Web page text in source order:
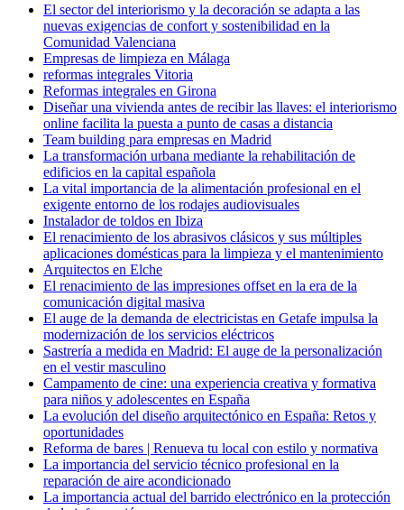
El sector del interiorismo y la decoración se adapta a las
nuevas exigencias de confort y sostenibilidad en la
Comunidad Valenciana
Empresas de limpieza en Málaga
reformas integrales Vitoria
Reformas integrales en Girona
Diseñar una vivienda antes de recibir las llaves: el interiorismo
online facilita la puesta a punto de casas a distancia
Team building para empresas en Madrid
La transformación urbana mediante la rehabilitación de
edificios en la capital española
La vital importancia de la alimentación profesional en el
exigente entorno de los rodajes audiovisuales
Instalador de toldos en Ibiza
El renacimiento de los abrasivos clásicos y sus múltiples
aplicaciones domésticas para la limpieza y el mantenimiento
Arquitectos en Elche
El renacimiento de las impresiones offset en la era de la
comunicación digital masiva
El auge de la demanda de electricistas en Getafe impulsa la
modernización de los servicios eléctricos
Sastrería a medida en Madrid: El auge de la personalización
en el vestir masculino
Campamento de cine: una experiencia creativa y formativa
para niños y adolescentes en España
La evolución del diseño arquitectónico en España: Retos y
oportunidades
Reforma de bares | Renueva tu local con estilo y normativa
La importancia del servicio técnico profesional en la
reparación de aire acondicionado
La importancia actual del barrido electrónico en la protección